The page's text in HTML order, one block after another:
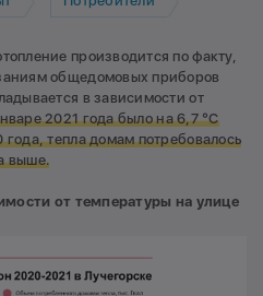
производится по факту,
общедомовых приборов
в зависимости от
2021 года было на 6,7 °С
тепла домам потребовалось
выше.
от температуры на улице